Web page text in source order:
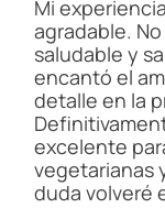
Mi
agradable.
saludable y
encantó el
detalle en la
excelente
vegetarianas
duda volveré